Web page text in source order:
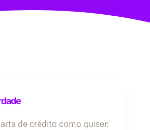
de crédito como quiser: